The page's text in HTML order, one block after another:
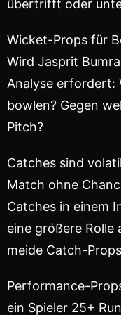
übertrifft oder
Wicket-Props für
Wird Jasprit
Analyse erfordert:
bowlen? Gegen
Pitch?
Catches sind
Match ohne
Catches in einem
eine größere Rolle
meide Catch-
Performance-
ein Spieler 25+